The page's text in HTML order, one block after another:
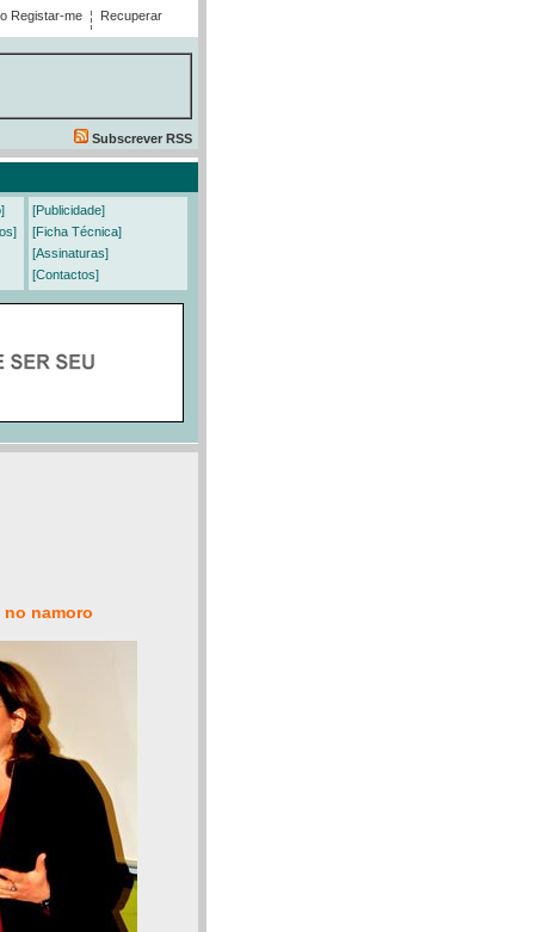
Registar-me
Recuperar
Subscrever RSS
[Publicidade]
[Ficha Técnica]
[Assinaturas]
[Contactos]
namoro